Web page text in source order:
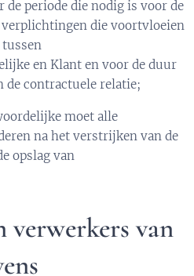
de periode die nodig is voor de
die voortvloeien
en Klant en voor de duur
de contractuele relatie;
moet alle
na het verstrijken van de
opslag van
verwerkers van